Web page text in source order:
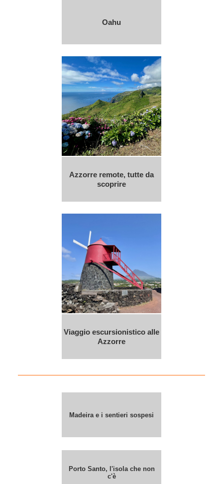
Oahu
Azzorre remote, tutte da
scoprire
Viaggio escursionistico alle
Azzorre
Madeira e i sentieri sospesi
Porto Santo, l'isola che non
c'è